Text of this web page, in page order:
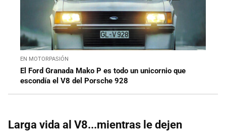
EN MOTORPASIÓN
El Ford Granada Mako P es todo un unicornio que
escondía el V8 del Porsche 928
Larga vida al V8...mientras le dejen